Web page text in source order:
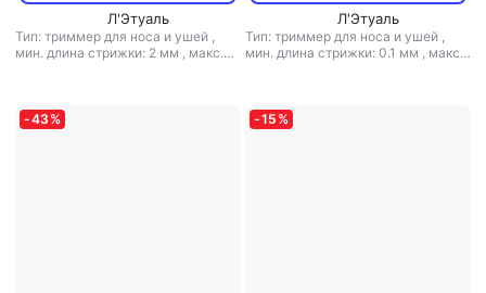
Л'Этуаль
Тип: триммер для носа и ушей ,
мин. длина стрижки: 2 мм , макс.
Л'Этуаль
Тип: триммер для носа и ушей ,
мин. длина стрижки: 0.1 мм , макс.
-43 % -15 %